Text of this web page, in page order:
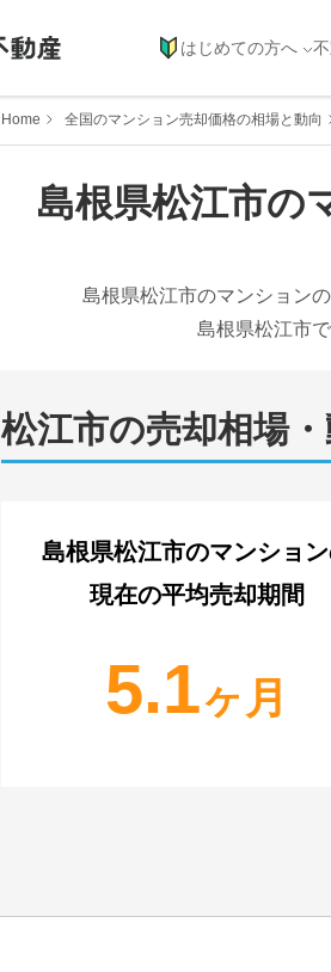
はじめての方へ
Home 全国のマンション売却価格の相場と動向
島根県松江市の
島根県松江市のマンション
島根県松江市
松江市の売却相場
島根県松江市のマンショ
現在の平均売却期間
5.1ヶ月